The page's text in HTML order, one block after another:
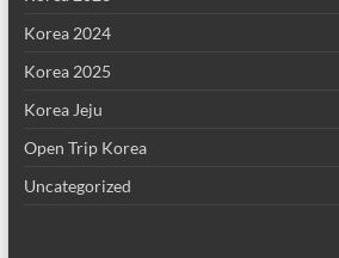
Korea 2024
Korea 2025
Korea Jeju
Open Trip Korea
Uncategorized